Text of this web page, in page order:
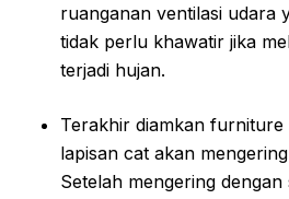
ruanganan ventilasi udara
tidak perlu khawatir jika
terjadi hujan.
Terakhir diamkan furniture
lapisan cat akan
Setelah mengering